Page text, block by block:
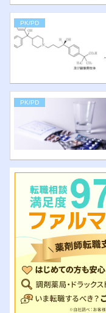
PK/PD
PK/PD